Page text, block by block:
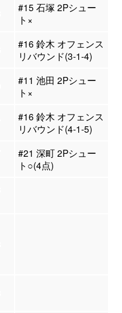
#15 石塚 2Pシュー
ト×
#16 鈴木 オフェンス
リバウンド(3-1-4)
#11 池田 2Pシュー
ト×
#16 鈴木 オフェンス
リバウンド(4-1-5)
#21 深町 2Pシュー
ト○(4点)